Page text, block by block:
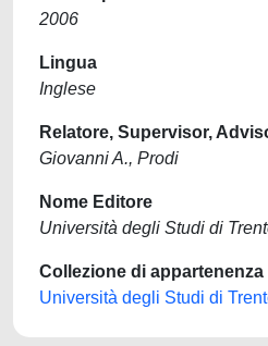
2006
Lingua
Inglese
Relatore, Supervisor,
Giovanni A., Prodi
Nome Editore
Università degli Studi di
Collezione di appartenenza
Università degli Studi di